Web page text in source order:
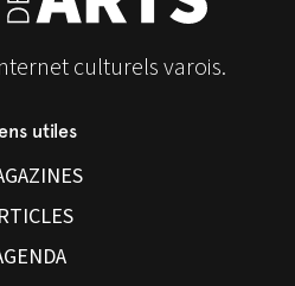
culturels varois.
utiles